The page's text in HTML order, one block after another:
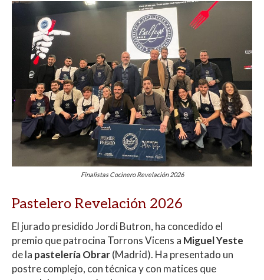
Finalistas Cocinero Revelación 2026
Pastelero Revelación 2026
El jurado presidido Jordi Butron, ha concedido el
premio que patrocina Torrons Vicens a Miguel Yeste
de la pastelería Obrar(Madrid). Ha presentado un
postre complejo, con técnica y con matices que